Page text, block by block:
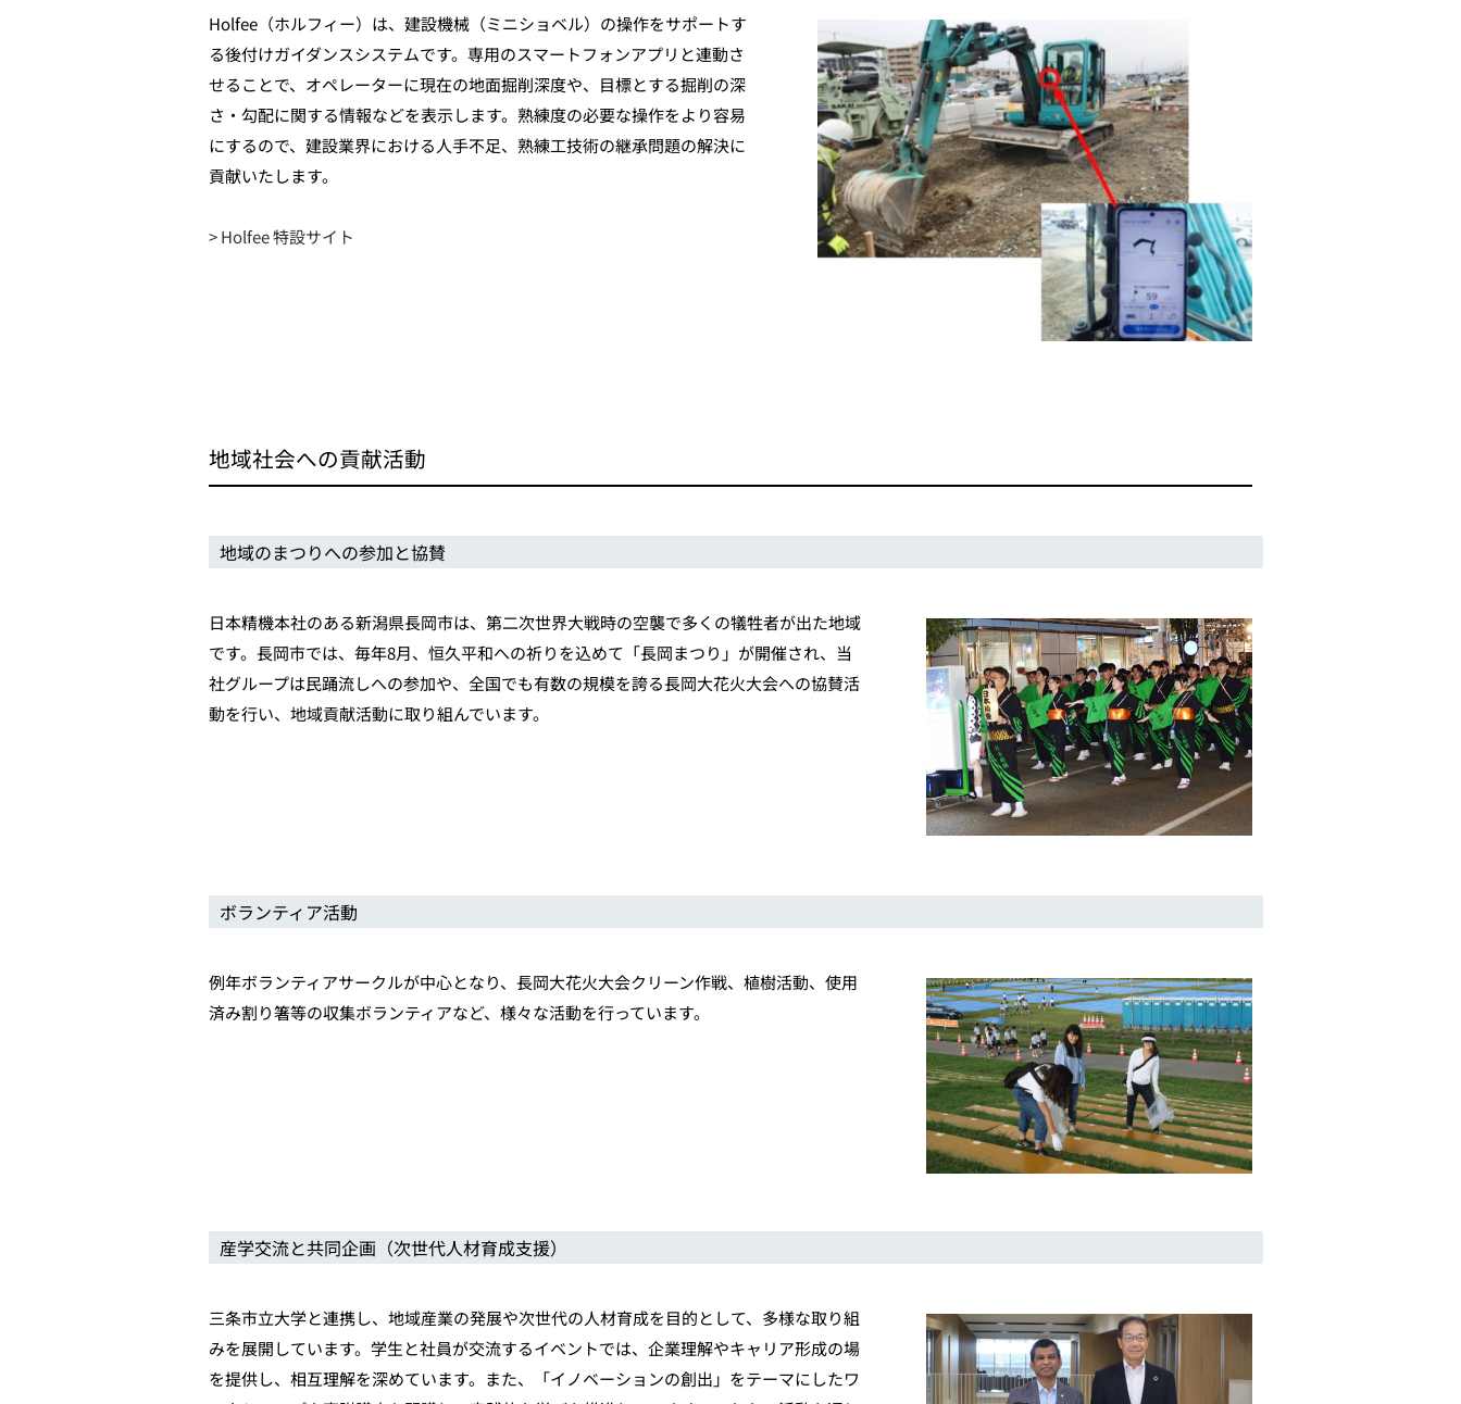
Holfee（ホルフィー）は、建設機械（ミニショベル）の操作をサポートす
る後付けガイダンスシステムです。専用のスマートフォンアプリと連動さ
せることで、オペレーターに現在の地面掘削深度や、目標とする掘削の深
さ・勾配に関する情報などを表示します。熟練度の必要な操作をより容易
にするので、建設業界における人手不足、熟練工技術の継承問題の解決に
貢献いたします。
> Holfee 特設サイト
地域社会への貢献活動
地域のまつりへの参加と協賛
日本精機本社のある新潟県長岡市は、第二次世界大戦時の空襲で多くの犠牲者が出た地域
です。長岡市では、毎年8月、恒久平和への祈りを込めて「長岡まつり」が開催され、当
社グループは民踊流しへの参加や、全国でも有数の規模を誇る長岡大花火大会への協賛活
動を行い、地域貢献活動に取り組んでいます。
ボランティア活動
例年ボランティアサークルが中心となり、長岡大花火大会クリーン作戦、植樹活動、使用
済み割り箸等の収集ボランティアなど、様々な活動を行っています。
産学交流と共同企画（次世代人材育成支援）
三条市立大学と連携し、地域産業の発展や次世代の人材育成を目的として、多様な取り組
みを展開しています。学生と社員が交流するイベントでは、企業理解やキャリア形成の場
を提供し、相互理解を深めています。また、「イノベーションの創出」をテーマにしたワ